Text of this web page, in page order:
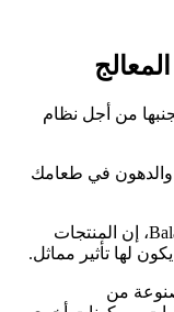
والدهون في طعامك
يقول Trista Best، من Balance One Supplements، إن المنتجات
لها تأثير مماثل.
من